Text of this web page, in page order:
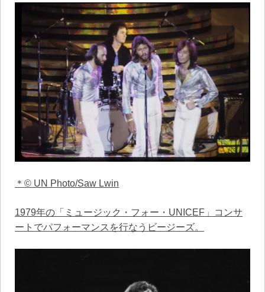
＊© UN Photo/Saw Lwin
1979年の「ミュージック・フォー・UNICEF」コンサ
ートでパフォーマンスを行なうビージーズ。